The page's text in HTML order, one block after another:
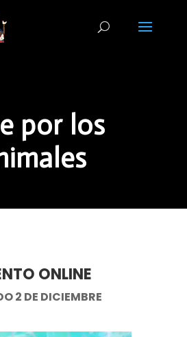
por los
ONLINE
2 DE DICIEMBRE